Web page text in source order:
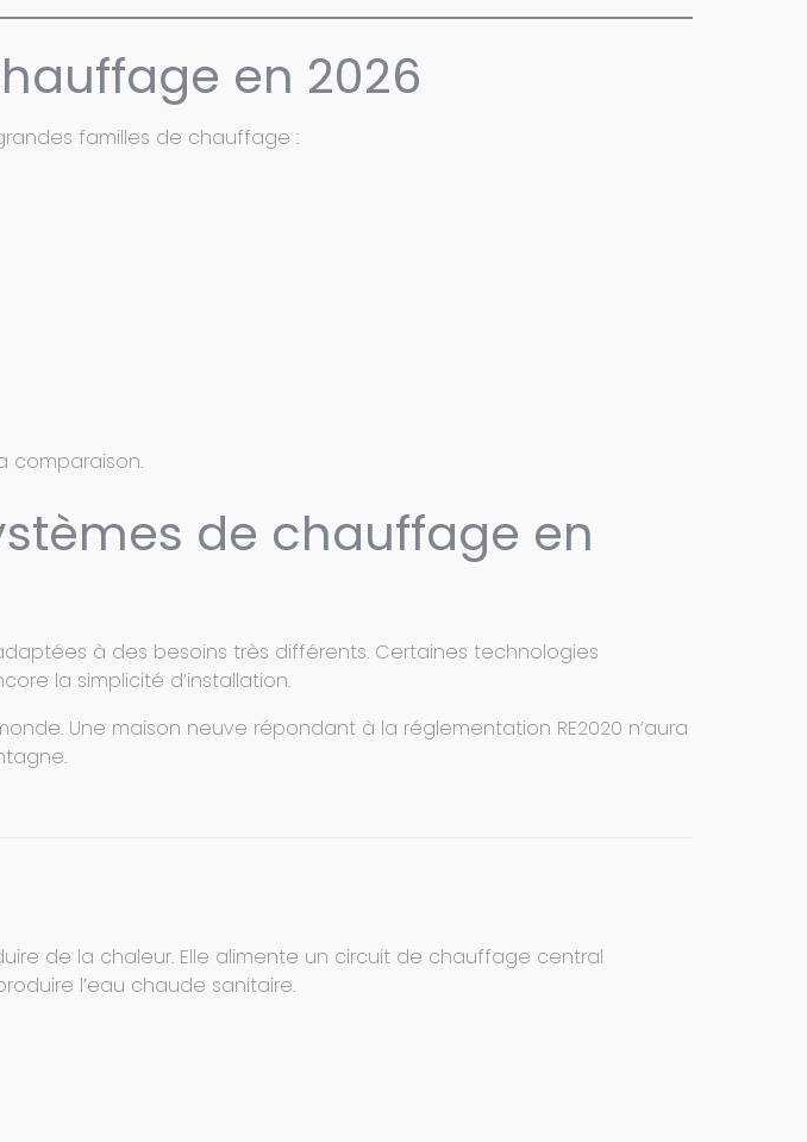
en 2026
familles de chauffage :
comparaison.
de chauffage en
à des besoins très différents. Certaines technologies
la simplicité d’installation.
Une maison neuve répondant à la réglementation RE2020 n’aura
de la chaleur. Elle alimente un circuit de chauffage central
l’eau chaude sanitaire.